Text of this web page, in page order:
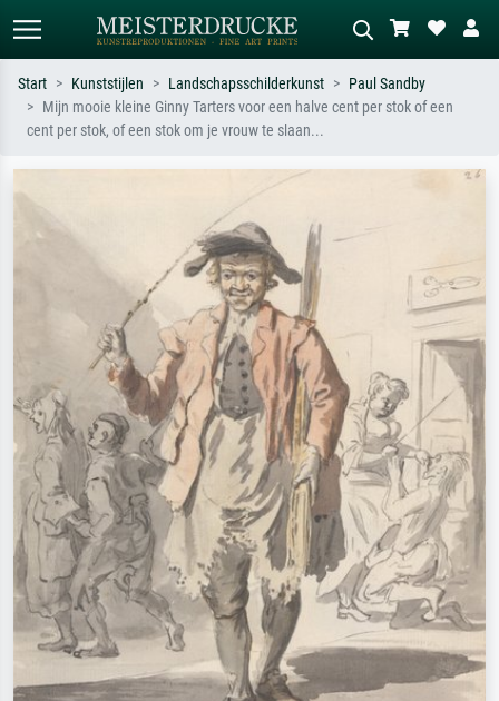
Standaard zoeken
een boom.
Start Kunststijlen Landschapsschilderkunst
Paul Sandby
Mijn mooie kleine Ginny Tarters voor een halve cent per stok of een
cent per stok, of een stok om je vrouw te slaan...